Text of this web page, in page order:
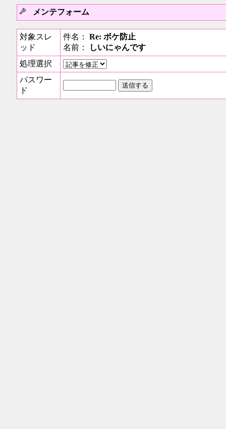
メンテフォーム
対象スレ
ッド
件名： Re: ボケ防止
名前：
しいにゃんです
処理選択
パスワー
ド